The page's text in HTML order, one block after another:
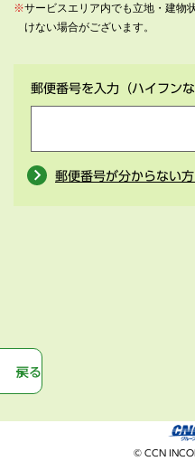
※サービスエリア内でも立地・建物
けない場合がございます。
郵便番号を入力 （ハイフンな
郵便番号が分からない
戻る
© CCN